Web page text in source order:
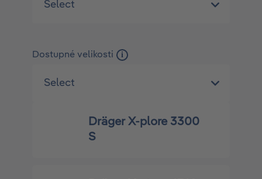
Dostupné velikosti i
Dräger X-plore 3300
S